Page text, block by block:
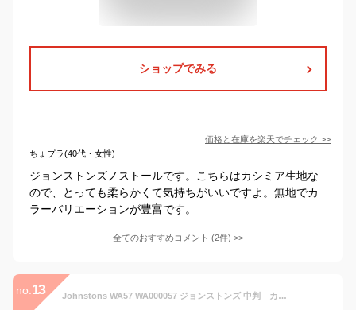
ショップでみる
価格と在庫を楽天でチェック >>
ちょプラ(40代・女性)
ジョンストンズノストールです。こちらはカシミア生地な
ので、とっても柔らかくて気持ちがいいですよ。無地でカ
ラーバリエーションが豊富です。
全てのおすすめコメント (2件) >
no. 13 Johnstons WA57 WA000057 ジョンストンズ 中判 カシミヤ ストール マフラー 無地 Cashmere Plain Scarf [WA57][190×35cm]